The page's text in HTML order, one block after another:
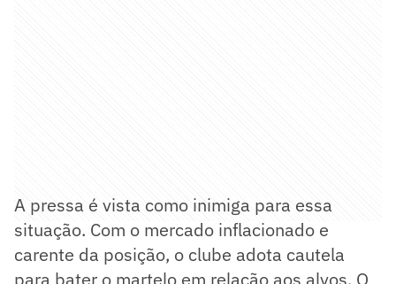
A pressa é vista como inimiga para essa
situação. Com o mercado inflacionado e
carente da posição, o clube adota cautela
para bater o martelo em relação aos alvos. O